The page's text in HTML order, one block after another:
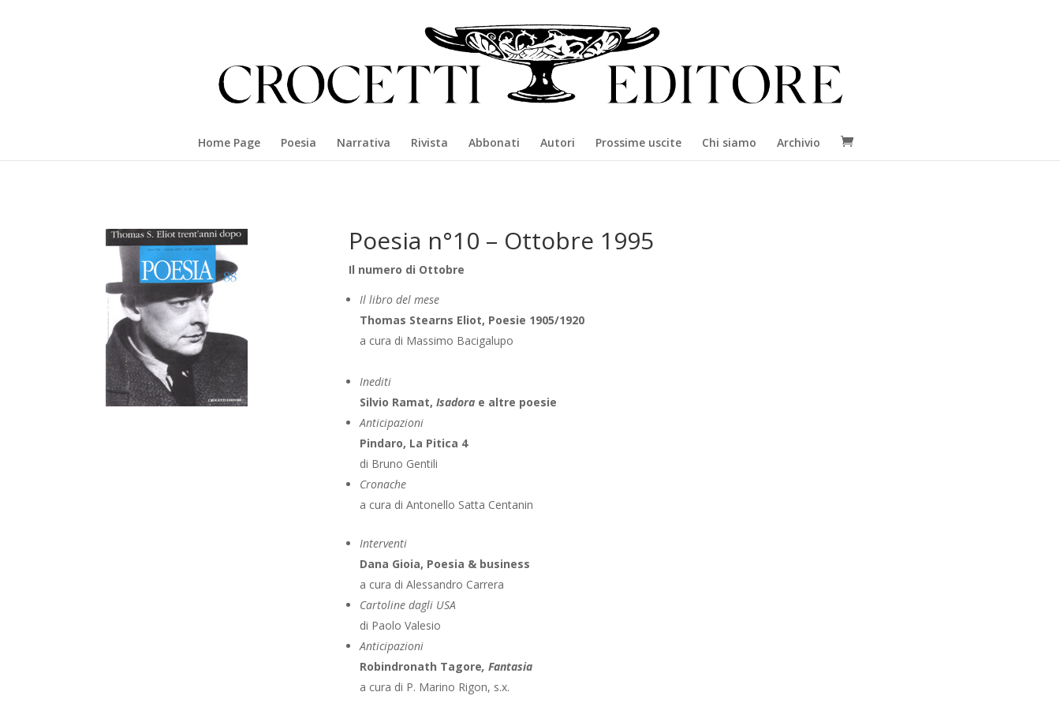
Home Page Poesia Narrativa Rivista Abbonati Autori Prossime uscite Chi siamo Archivio
Poesia n°10 – Ottobre 1995
Il numero di Ottobre
Il libro del mese
Thomas Stearns Eliot, Poesie 1905/1920
a cura di Massimo Bacigalupo
Inediti
Silvio Ramat, Isadorae altre poesie
Anticipazioni
Pindaro, La Pitica 4
di Bruno Gentili
Cronache
a cura di Antonello Satta Centanin
Interventi
Dana Gioia, Poesia & business
a cura di Alessandro Carrera
Cartoline dagli USA
di Paolo Valesio
Anticipazioni
Robindronath Tagore, Fantasia
a cura di P. Marino Rigon, s.x.